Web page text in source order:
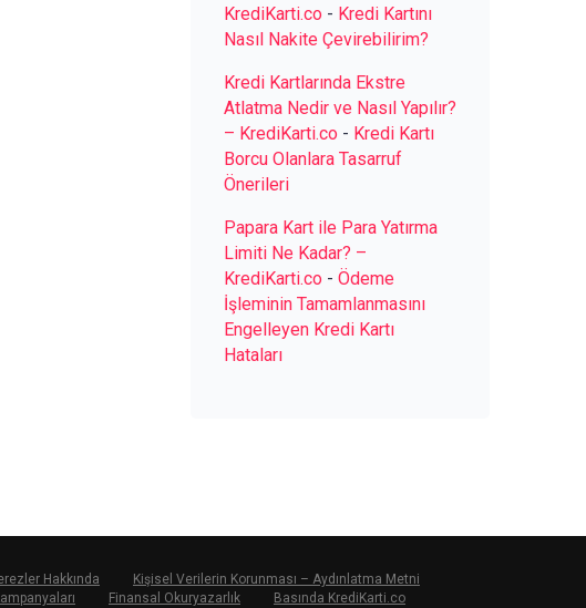
KrediKarti.co - Kredi Kartını
Nasıl Nakite Çevirebilirim?
Kredi Kartlarında Ekstre
Atlatma Nedir ve Nasıl Yapılır?
– KrediKarti.co - Kredi Kartı
Borcu Olanlara Tasarruf
Önerileri
Papara Kart ile Para Yatırma
Limiti Ne Kadar? –
KrediKarti.co - Ödeme
İşleminin Tamamlanmasını
Engelleyen Kredi Kartı
Hataları
Hakkında
Kişisel Verilerin Korunması – Aydınlatma Metni
Finansal Okuryazarlık Basında KrediKarti.co